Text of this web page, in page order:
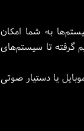
به شما امکان
گرفته تا سیستم‌های
یا دستیار صوتی